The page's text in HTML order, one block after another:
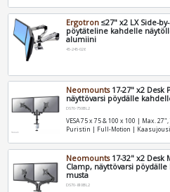
Ergotron ≤27" x2 LX Side-
pöytäteline kahdelle
alumiini
45-245-026
Neomounts17-27" x2 Desk
näyttövarsi pöydälle
DS70-750BL2
VESA 75 x 75 & 100 x 100 | Max.
Puristin | Full-Motion | Kaasujousi
Neomounts17-32" x2 Desk
Clamp, näyttövarsi
musta
DS70-810BL2